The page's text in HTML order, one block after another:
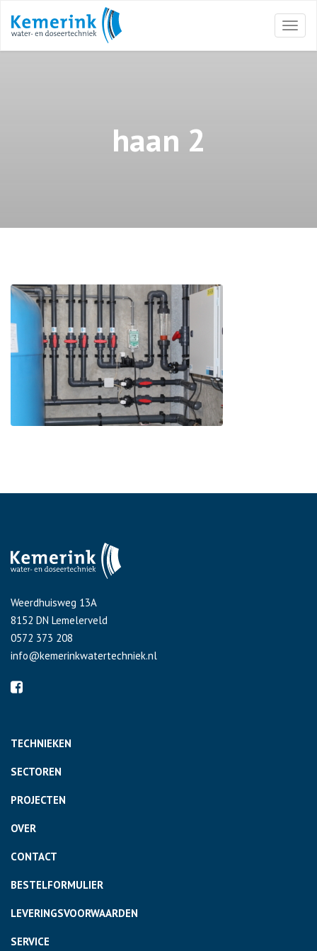
haan 2
Weerdhuisweg 13A
8152 DN Lemelerveld
0572 373 208
info@kemerinkwatertechniek.nl
TECHNIEKEN
SECTOREN
PROJECTEN
OVER
CONTACT
BESTELFORMULIER
LEVERINGSVOORWAARDEN
SERVICE